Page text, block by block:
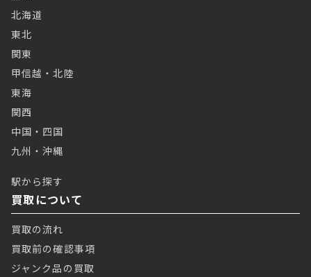
北海道
東北
関東
甲信越・北陸
東海
関西
中国・四国
九州・沖縄
駅から探す
買取について
買取の流れ
買取前の確認事項
ジャンク品の買取